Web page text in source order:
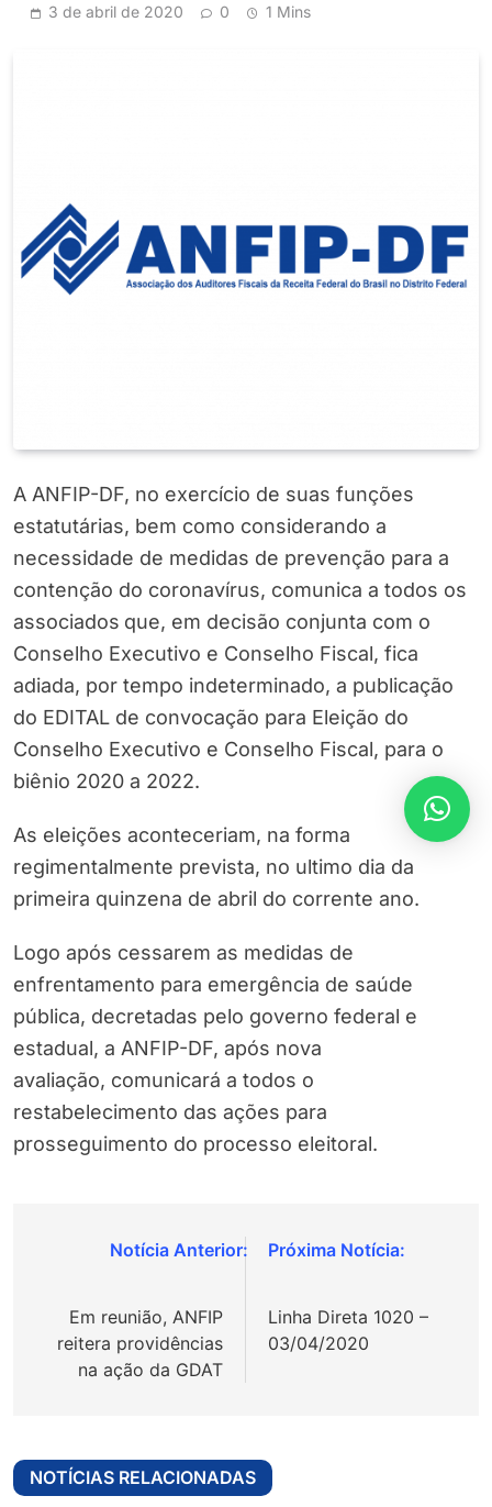
3 de abril de 2020 0 1 Mins
A ANFIP-DF, no exercício de suas funções
estatutárias, bem como considerando a
necessidade de medidas de prevenção para a
contenção do coronavírus, comunica a todos os
associados que, em decisão conjunta com o
Conselho Executivo e Conselho Fiscal, fica
adiada, por tempo indeterminado, a publicação
do EDITAL de convocação para Eleição do
Conselho Executivo e Conselho Fiscal, para o
biênio 2020 a 2022.
As eleições aconteceriam, na forma
regimentalmente prevista, no ultimo dia da
primeira quinzena de abril do corrente ano.
Logo após cessarem as medidas de
enfrentamento para emergência de saúde
pública, decretadas pelo governo federal e
estadual, a ANFIP-DF, após nova
avaliação, comunicará a todos o
restabelecimento das ações para
prosseguimento do processo eleitoral.
Navegação
Post
Em reunião, ANFIP
reitera providências
na ação da GDAT
Linha Direta 1020 –
03/04/2020
NOTÍCIAS RELACIONADAS